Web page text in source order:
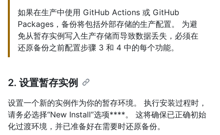
如果在生产中使用 GitHub Actions 或 GitHub
Packages，备份将包括外部存储的生产配置。 为避
免从暂存实例写入生产存储而导致数据丢失，必须在
还原备份之前配置步骤 3 和 4 中的每个功能。
2. 设置暂存实例
设置一个新的实例作为你的暂存环境。 执行安装过程时，
请务必选择“New Install”选项****。 这将确保已正确初始
化过渡环境，并已准备好在需要时还原备份。